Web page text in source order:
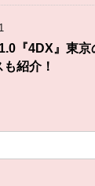
『4DX』東京
紹介！